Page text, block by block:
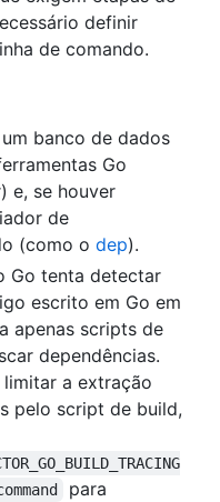
definir
de comando.
banco de dados
Go
e, se houver
de
(como o dep).
Go tenta detectar
escrito em Go em
apenas scripts de
dependências.
a extração
pelo script de build,
para